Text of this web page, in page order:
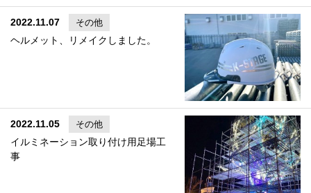
2022.11.07 その他
ヘルメット、リメイクしました。
2022.11.05 その他
イルミネーション取り付け用足場工
事